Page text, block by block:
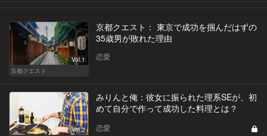
Vol.1
京都クエスト
京都クエスト： 東京で成功を掴んだはずの
35歳男が敗れた理由
恋愛
Vol.2
みりんと俺：彼女に振られた理系SEが、初
めて自分で作って成功した料理とは？
恋愛